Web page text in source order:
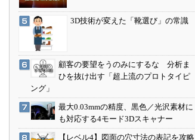
3D技術が変えた「靴選び」の常識
顧客の要望をうのみにするな 分析ま
ひを抜け出す「超上流のプロトタイピ
ング」
最大0.03mmの精度、黒色／光沢素材に
も対応する4モード3Dスキャナー
【レベル4】図面の穴寸法の表記を攻略